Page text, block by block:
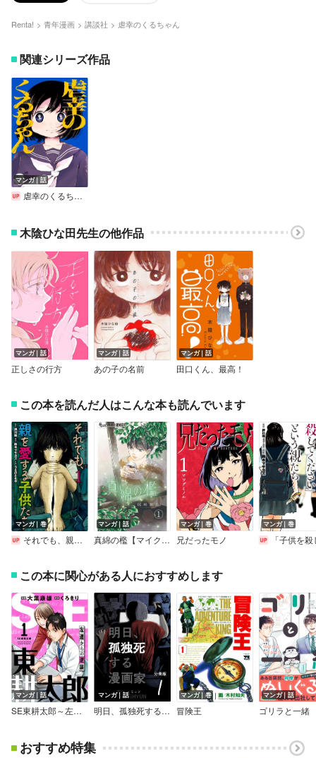
Renta! 青年漫画 講談社 虐幸のくるちゃん
関連シリーズ作品
マンガ｜話
虐幸のくるちゃん 分冊版
木陰ひな田先生の他作品
マンガ｜話
正しさの行方
マンガ｜話
あの子の名前
マンガ｜話
田口くん、最高！
この本を読んだ人はこんな本も読んでいます
マンガ｜巻
それでも、親を愛する子供たち
マンガ｜話
真綿の檻【マイクロ】
マンガ｜巻
兄だったモノ
マンガ｜巻
「子供を殺してください」という
この本に関心がある人におすすめします
マンガ｜話
SE東耕太郎～左遷からの逆襲
マンガ｜話
明日、孤独死する漫画家 分冊版
マンガ｜巻
冒険王
マンガ｜話
ゴリラと一緒
おすすめ特集